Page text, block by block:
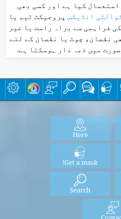
کیا ہے اور کسی بھی
انڈیکس پروجیکٹ ٹیم یا
فراہمی سے براہ راست یا غیر
نقصان، چوٹ یا نقصان کے لئے
میں ذمہ دار ہوسکتا ہے.
Here
Get a mask!
Search